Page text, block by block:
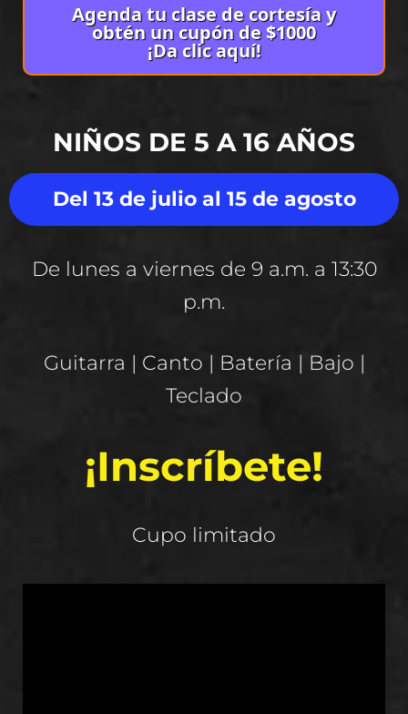
Agenda tu clase de cortesía y
obtén un cupón de $1000
¡Da clic aquí!
NIÑOS DE 5 A 16 AÑOS
Del 13 de julio al 15 de agosto
De lunes a viernes de 9 a.m. a 13:30
p.m.
Guitarra | Canto | Batería | Bajo |
Teclado
¡Inscríbete!
Cupo limitado